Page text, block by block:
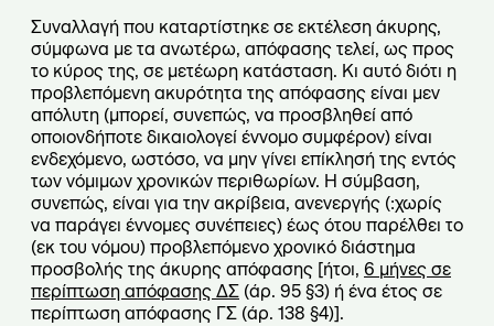
Συναλλαγή που καταρτίστηκε σε εκτέλεση άκυρης,
σύμφωνα με τα ανωτέρω, απόφασης τελεί, ως προς
το κύρος της, σε μετέωρη κατάσταση. Κι αυτό διότι η
προβλεπόμενη ακυρότητα της απόφασης είναι μεν
απόλυτη (μπορεί, συνεπώς, να προσβληθεί από
οποιονδήποτε δικαιολογεί έννομο συμφέρον) είναι
ενδεχόμενο, ωστόσο, να μην γίνει επίκλησή της εντός
των νόμιμων χρονικών περιθωρίων. Η σύμβαση,
συνεπώς, είναι για την ακρίβεια, ανενεργής (:χωρίς
να παράγει έννομες συνέπειες) έως ότου παρέλθει το
(εκ του νόμου) προβλεπόμενο χρονικό διάστημα
προσβολής της άκυρης απόφασης [ήτοι, 6 μήνες σε
περίπτωση απόφασης ΔΣ (άρ. 95 §3) ή ένα έτος σε
περίπτωση απόφασης ΓΣ (άρ. 138 §4)].